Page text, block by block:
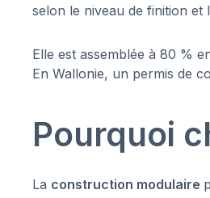
selon le niveau de finition et
Elle est assemblée à 80 %
En Wallonie, un permis de
Pourquoi
La construction modulaire